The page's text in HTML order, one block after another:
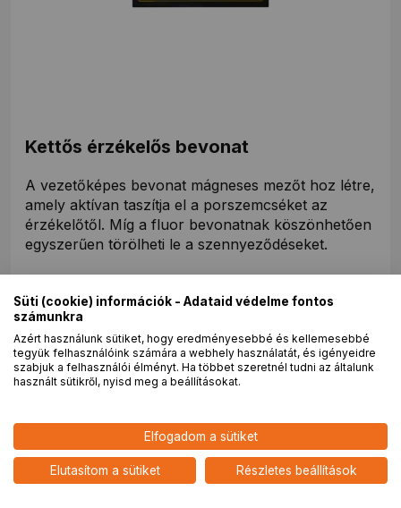
Kettős érzékelős bevonat
A vezetőképes bevonat mágneses mezőt hoz létre,
amely aktívan taszítja el a porszemcséket az
érzékelőtől. Míg a fluor bevonatnak köszönhetően
egyszerűen törölheti le a szennyeződéseket.
Nikon Z9 MILC fényképezőgép
váz
5
add
Süti (cookie) információk - Adataid védelme fontos
számunkra
Azért használunk sütiket, hogy eredményesebbé és kellemesebbé
tegyük felhasználóink számára a webhely használatát, és igényeidre
szabjuk a felhasználói élményt. Ha többet szeretnél tudni az általunk
használt sütikről, nyisd meg a beállításokat.
Elfogadom a sütiket
Elutasítom a sütiket Részletes beállítások